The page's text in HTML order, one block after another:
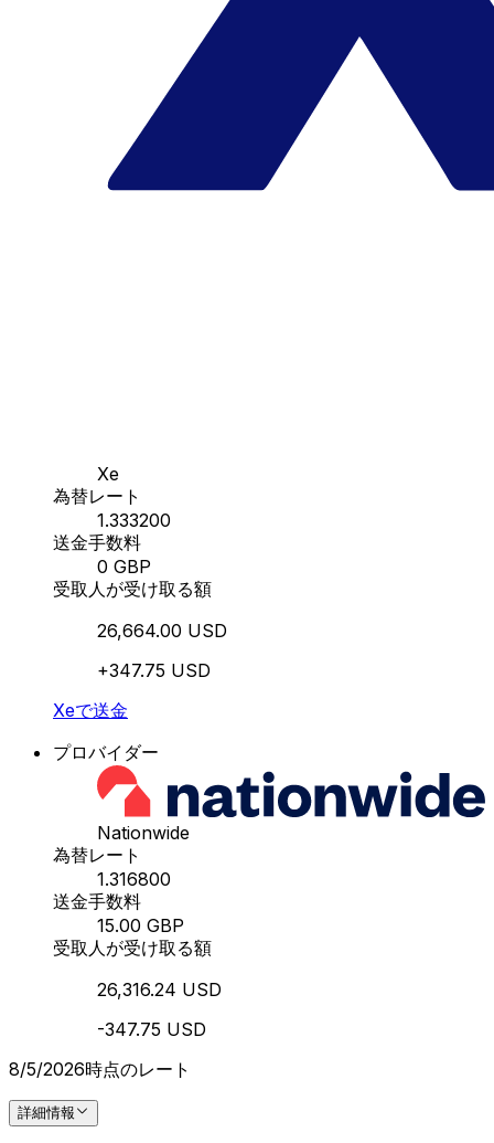
Xe
為替レート
1.333200
送金手数料
0 GBP
受取人が受け取る額
26,664.00 USD
+347.75 USD
Xeで送金
プロバイダー
Nationwide
為替レート
1.316800
送金手数料
15.00 GBP
受取人が受け取る額
26,316.24 USD
-347.75 USD
8/5/2026時点のレート
詳細情報